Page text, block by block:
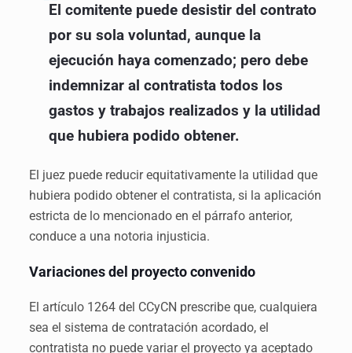
El comitente puede desistir del contrato
por su sola voluntad, aunque la
ejecución haya comenzado; pero debe
indemnizar al contratista todos los
gastos y trabajos realizados y la utilidad
que hubiera podido obtener.
El juez puede reducir equitativamente la utilidad que
hubiera podido obtener el contratista, si la aplicación
estricta de lo mencionado en el párrafo anterior,
conduce a una notoria injusticia.
Variaciones del proyecto convenido
El artículo 1264 del CCyCN prescribe que, cualquiera
sea el sistema de contratación acordado, el
contratista no puede variar el proyecto ya aceptado